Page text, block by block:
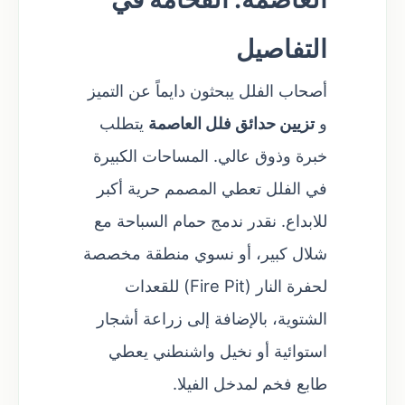
التفاصيل
أصحاب الفلل يبحثون دايماً عن التميز
وتزيين حدائق فلل العاصمة يتطلب
خبرة وذوق عالي. المساحات الكبيرة
في الفلل تعطي المصمم حرية أكبر
للابداع. نقدر ندمج حمام السباحة مع
شلال كبير، أو نسوي منطقة مخصصة
لحفرة النار (Fire Pit) للقعدات
الشتوية، بالإضافة إلى زراعة أشجار
استوائية أو نخيل واشنطني يعطي
طابع فخم لمدخل الفيلا.